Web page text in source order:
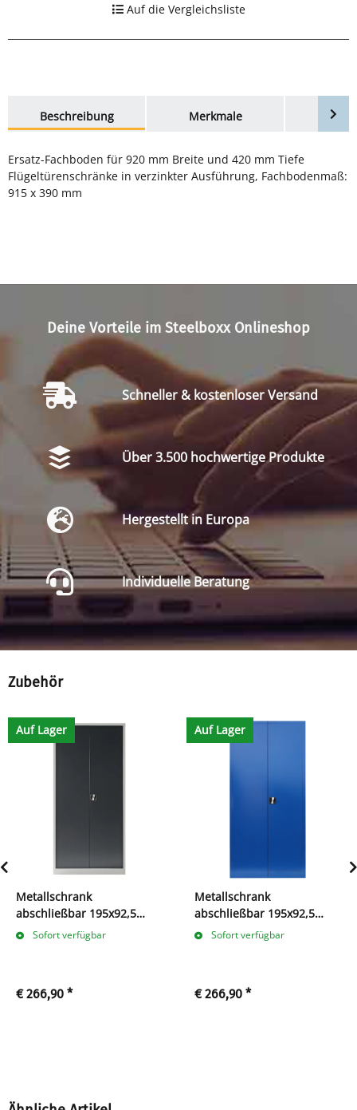
Auf die Vergleichsliste
Beschreibung
Merkmale
Ersatz-Fachboden für 920 mm Breite und 420 mm Tiefe
Flügeltürenschränke in verzinkter Ausführung, Fachbodenmaß:
915 x 390 mm
Deine Vorteile im Steelboxx Onlineshop
Schneller & kostenloser Versand
Über 3.500 hochwertige Produkte
Hergestellt in Europa
Individuelle Beratung
Zubehör
Auf Lager
Metallschrank
abschließbar 195x92,5
anthrazit
Sofort verfügbar
€ 266,90 *
Auf Lager
Metallschrank
abschließbar 195x92,5
blauSofort verfügbar
€ 266,90 *